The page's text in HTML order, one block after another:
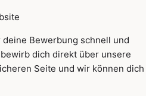
Bewerbung schnell und
dich direkt über unsere
Seite und wir können dich